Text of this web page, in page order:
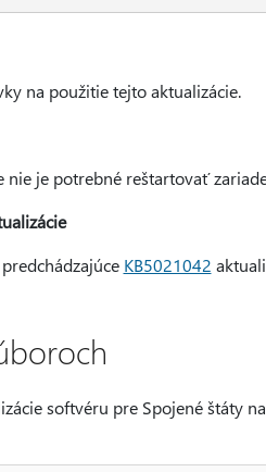
na použitie tejto aktualizácie.
nie je potrebné reštartovať
KB5021042
softvéru pre Spojené štáty